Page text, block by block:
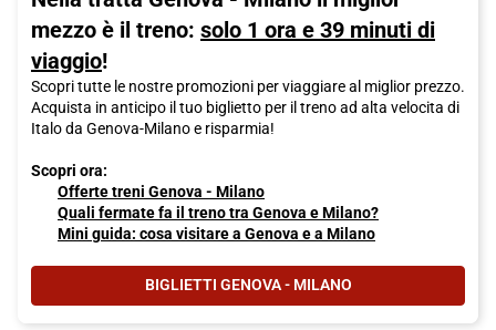
mezzo è il treno: solo 1 ora e 39 minuti di
viaggio!
Scopri tutte le nostre promozioni per viaggiare al miglior prezzo.
Acquista in anticipo il tuo biglietto per il treno ad alta velocita di
Italo da Genova-Milano e risparmia!
Scopri ora:
Offerte treni Genova - Milano
Quali fermate fa il treno tra Genova e Milano?
Mini guida: cosa visitare a Genova e a Milano
BIGLIETTI GENOVA - MILANO